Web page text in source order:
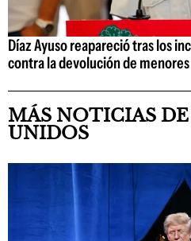
Díaz Ayuso reapareció tras los
contra la devolución de
MÁS NOTICIAS
UNIDOS